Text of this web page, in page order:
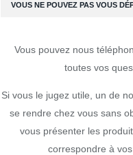
VOUS NE POUVEZ PAS VOUS
Vous pouvez nous
toutes vos
Si vous le jugez utile, un de
se rendre chez vous sans
vous présenter les
correspondre à vos